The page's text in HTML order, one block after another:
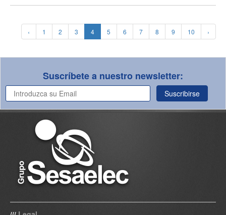
‹ 1 2 3 4 5 6 7 8 9 10 ›
Suscríbete a nuestro newsletter:
Suscribirse